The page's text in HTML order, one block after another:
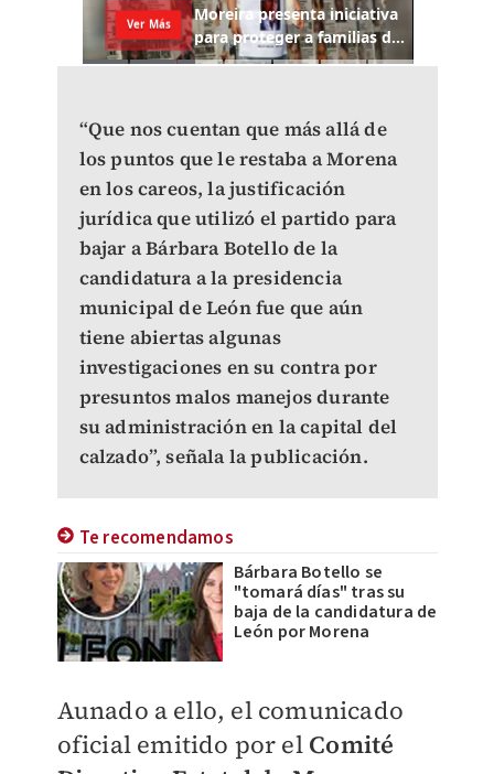
“Que nos cuentan que más allá de
los puntos que le restaba a Morena
en los careos, la justificación
jurídica que utilizó el partido para
bajar a Bárbara Botello de la
candidatura a la presidencia
municipal de León fue que aún
tiene abiertas algunas
investigaciones en su contra por
presuntos malos manejos durante
su administración en la capital del
calzado”, señala la publicación.
Te recomendamos
Bárbara Botello se
"tomará días" tras su
baja de la candidatura de
León por Morena
Aunado a ello, el comunicado
oficial emitido por el Comité